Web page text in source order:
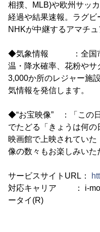
相撲、MLB)や欧州サッ
経過や結果速報。ラグ
NHKが中継するアマチ
◆気象情報 ：全国市
温・降水確率、花粉やサ
3,000か所のレジャー施
気情報を発信します。
◆“お宝映像” ：「この
でたどる「きょうは何
映画館で上映されてい
像の数々もお楽しみいた
サービスサイトURL：
対応キャリア ： i-
ータイ(R)